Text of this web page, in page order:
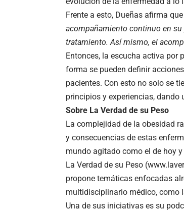
Frente a esto, Dueñas afirma que
acompañamiento continuo en
tratamiento. Así mismo, el
Entonces, la escucha activa por
forma se pueden definir
pacientes. Con esto no solo se
principios y experiencias, dando
Sobre La Verdad de su Peso
La complejidad de la obesidad
y consecuencias de estas
mundo agitado como el de hoy
La Verdad de su Peso
propone temáticas enfocadas
multidisciplinario médico, como
Una de sus iniciativas es su